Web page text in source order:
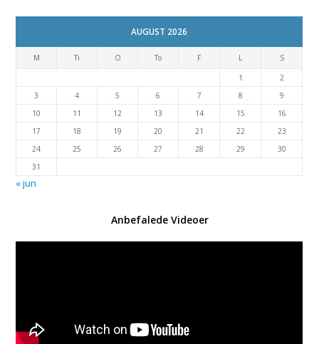
AUGUST 2026
M Ti O To F L
S
1
2
3
4 5 6 7 8
9
10
11 12 13 14 15
16
17
18 19 20 21 22
23
24
25 26 27 28 29
30
31
« jun
Anbefalede Videoer